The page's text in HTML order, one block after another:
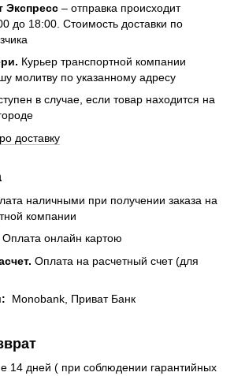
Экспресс – отправка происходит
до 18:00. Стоимость доставки по
Курьер транспортной компании
молитву по указанному адресу
в случае, если товар находится на
доставку
наличными при получении заказа на
компании
. Оплата онлайн картою
Оплата на расчетный счет (для
Monobank, Приват Банк
14 дней ( при соблюдении гарантийных